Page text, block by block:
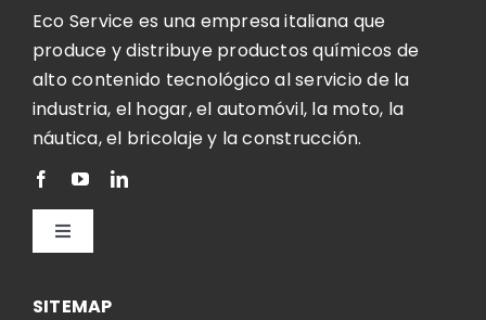
Eco Service es una empresa italiana que
produce y distribuye productos químicos de
alto contenido tecnológico al servicio de la
industria, el hogar, el automóvil, la moto, la
náutica, el bricolaje y la construcción.
Toggle
SITEMAP